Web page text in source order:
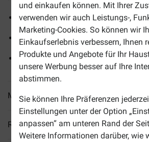
und einkaufen können. Mit Ihrer
verwenden wir auch Leistungs-,
Marketing-Cookies. So können wir
Einkaufserlebnis verbessern, Ihnen
Produkte und Angebote für Ihr
unsere Werbung besser auf Ihre
abstimmen.
Sie können Ihre Präferenzen
Einstellungen unter der Option
anpassen“ am unteren Rand der
Weitere Informationen darüber, wie
In praktischen 100-Gramm-
Besonders schmackhaft, um den
Reduzierter Anteil an hochwertigen
Mehr Produktinfos
Reviews